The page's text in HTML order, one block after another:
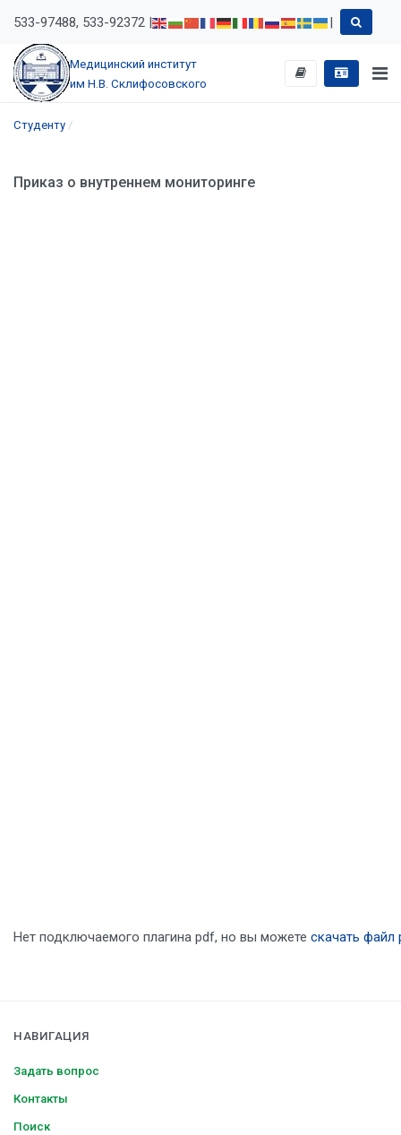
533-97488, 533-92372 | |
Медицинский институт
им Н.В. Склифосовского
Студенту
Приказ о внутреннем мониторинге
Нет подключаемого плагина pdf, но вы можете скачать файл
НАВИГАЦИЯ
Задать вопрос
Контакты
Поиск